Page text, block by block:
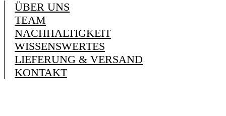
ÜBER UNS
TEAM
NACHHALTIGKEIT
WISSENSWERTES
LIEFERUNG & VERSAND
KONTAKT